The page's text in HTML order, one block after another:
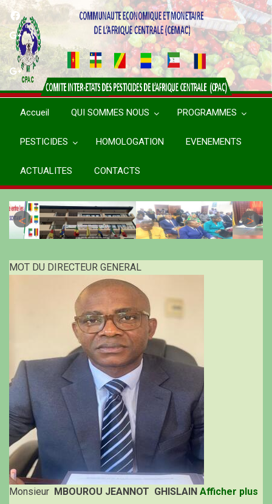
Aller
contenu
principal
Accueil QUI SOMMES NOUS PROGRAMMES
PESTICIDES HOMOLOGATION EVENEMENTS
ACTUALITES CONTACTS
MOT DU DIRECTEUR GENERAL
Monsieur MBOUROU JEANNOT GHISLAIN Afficher plus